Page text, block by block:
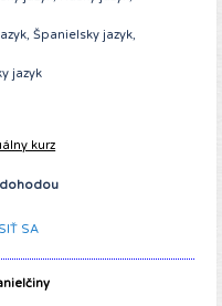
Španielsky jazyk,
jazyk
kurz
dohodou
SA